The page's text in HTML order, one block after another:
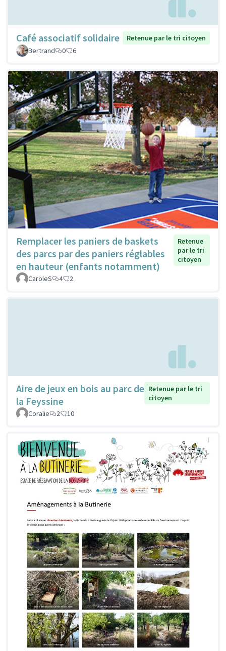
Café associatif solidaire
Retenue par le tri citoyen
Bertrand
0 6
Remplacer les paniers de baskets
des parcs par des paniers réglables
en hauteur (enfants notamment)
Retenue
par le tri
citoyen
CaroleS 4 2
Aire de jeux en bois au parc de
la Feyssine
Retenue par le tri
citoyen
Coralie
2 10